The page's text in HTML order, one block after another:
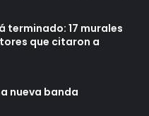
terminado: 17 murales
que citaron a
nueva banda